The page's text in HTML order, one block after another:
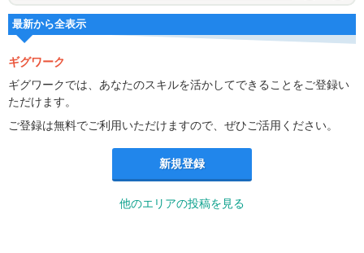
最新から全表示
ギグワーク
ギグワークでは、あなたのスキルを活かしてできることをご登録い
ただけます。
ご登録は無料でご利用いただけますので、ぜひご活用ください。
新規登録
他のエリアの投稿を見る